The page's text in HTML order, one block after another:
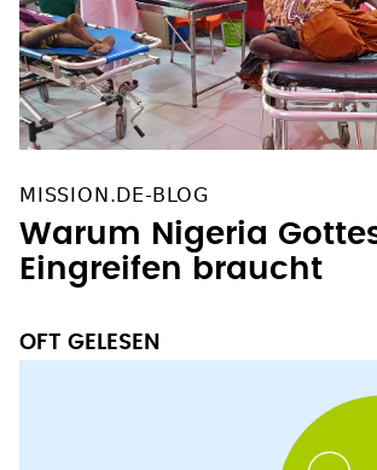
MISSION.DE-BLOG
Warum Nigeria
Eingreifen braucht
OFT GELESEN